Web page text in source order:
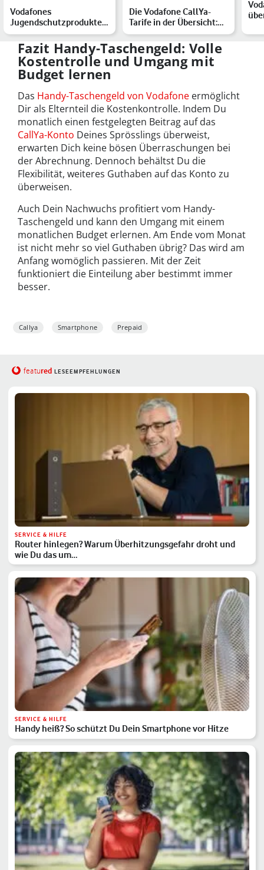
Vodafones
Jugendschutzprodukte
für den kindersicheren
Einstieg in…
Die Vodafone CallYa-
Tarife in der Übersicht:
Das passende Prepaid…
Fazit Handy-Taschengeld: Volle
Kostentrolle und Umgang mit
Budget lernen
Das Handy-Taschengeld von Vodafone ermöglicht
Dir als Elternteil die Kostenkontrolle. Indem Du
monatlich einen festgelegten Beitrag auf das
CallYa-Konto Deines Sprösslings überweist,
erwarten Dich keine bösen Überraschungen bei
der Abrechnung. Dennoch behältst Du die
Flexibilität, weiteres Guthaben auf das Konto zu
überweisen.
Auch Dein Nachwuchs profitiert vom Handy-
Taschengeld und kann den Umgang mit einem
monatlichen Budget erlernen. Am Ende vom Monat
ist nicht mehr so viel Guthaben übrig? Das wird am
Anfang womöglich passieren. Mit der Zeit
funktioniert die Einteilung aber bestimmt immer
besser.
Callya Smartphone Prepaid
featured LESEEMPFEHLUNGEN
SERVICE & HILFE
Router hinlegen? Warum Überhitzungsgefahr droht und
wie Du das um…
SERVICE & HILFE
Handy heiß? So schützt Du Dein Smartphone vor Hitze